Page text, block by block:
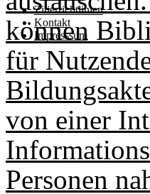
Zitierrichtlinien
Kontakt
Impresssum
können
für
von einer
Personen